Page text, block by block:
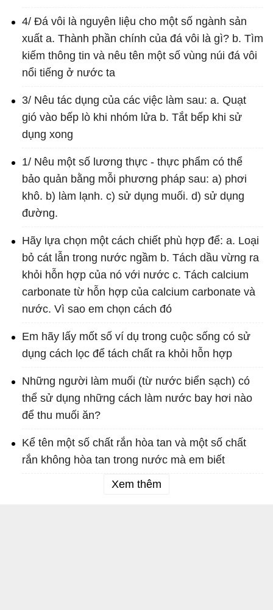
4/ Đá vôi là nguyên liệu cho một số ngành sản
xuất a. Thành phần chính của đá vôi là gì? b. Tìm
kiếm thông tin và nêu tên một số vùng núi đá vôi
nổi tiếng ở nước ta
3/ Nêu tác dụng của các việc làm sau: a. Quạt
gió vào bếp lò khi nhóm lửa b. Tắt bếp khi sử
dụng xong
1/ Nêu một số lương thực - thực phẩm có thể
bảo quản bằng mỗi phương pháp sau: a) phơi
khô. b) làm lạnh. c) sử dụng muối. d) sử dụng
đường.
Hãy lựa chọn một cách chiết phù hợp để: a. Loại
bỏ cát lẫn trong nước ngầm b. Tách dầu vừng ra
khỏi hỗn hợp của nó với nước c. Tách calcium
carbonate từ hỗn hợp của calcium carbonate và
nước. Vì sao em chọn cách đó
Em hãy lấy mốt số ví dụ trong cuộc sống có sử
dụng cách lọc để tách chất ra khỏi hỗn hợp
Những người làm muối (từ nước biển sạch) có
thể sử dụng những cách làm nước bay hơi nào
để thu muối ăn?
Kể tên một số chất rắn hòa tan và một số chất
rắn không hòa tan trong nước mà em biết
Xem thêm